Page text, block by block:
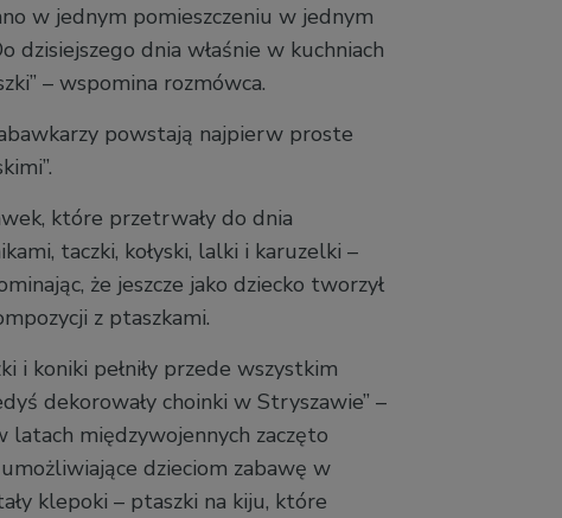
w jednym pomieszczeniu w jednym
dzisiejszego dnia właśnie w kuchniach
– wspomina rozmówca.
powstają najpierw proste
które przetrwały do dnia
taczki, kołyski, lalki i karuzelki –
że jeszcze jako dziecko tworzył
z ptaszkami.
i koniki pełniły przede wszystkim
dekorowały choinki w Stryszawie” –
latach międzywojennych zaczęto
dzieciom zabawę w
klepoki – ptaszki na kiju, które